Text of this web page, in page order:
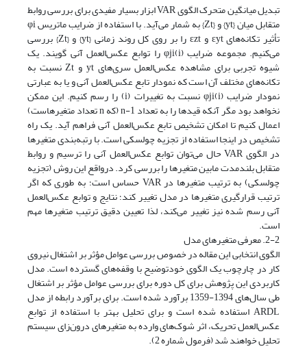
تبدیل میانگین متحرک الگوی VAR ابزار بسیار مفیدی برای بررسی روابط
متقابل میان {yt} و {Zt} به شمار می‌آید. با استفاده از ضرایب ماتریس φi
تأثیر تکانه‌های εyt و εzt را بر روی کل روند زمانی {yt} و {Zt} بررسی
می‌کنیم. مجموعه ضرایب φji(i) را توابع عکس‌العمل آنی گویند. یک
شیوه تجربی برای مشاهده عکس‌العمل سری‌های yt و Zt نسبت به
تکانه‌های مختلف آن است که نمودار تابع عکس‌العمل آنی و یا به عبارتی
نمودار ضرایب φji(i) نسبت به تغییرات (i) را رسم کنیم. این ممکن
نخواهد بود مگر آنکه قیدها را به تعداد n-1 (که n تعداد متغیرهاست)
اعمال کنیم تا امکان تشخیص تابع عکس‌العمل آنی فراهم آید. یک راه
تشخیص در اینجا استفاده از تجزیه چولسکی است. با رتبه‌بندی متغیرها
در الگوی VAR حال می‌توان توابع عکس‌العمل آنی را ترسیم و روابط
متقابل بلندمدت مابین متغیرها را بررسی کرد. درواقع این روش (تجزیه
چولسکی) به ترتیب متغیرها در VAR حساس است؛ به طوری که اگر
ترتیب قرارگیری متغیرها در مدل تغییر کند؛ نتایج و توابع عکس‌العمل
آنی رسم شده نیز تغییر می‌کند، لذا تعیین دقیق ترتیب متغیرها مهم
است.
2-2. معرفی متغیر‌های مدل
الگوی انتخابی این مقاله در خصوص بررسی عوامل مؤثر بر اشتغال نیروی
کار در چارچوب یک الگوی خودتوضیح با وقفه‌های گسترده است. مدل
کاربردی این پژوهش برای کل دوره برای بررسی عوامل مؤثر بر اشتغال
طی سال‌های 1394-1359 برآورد شده است. برای برآورد رابطه از مدل
ARDL استفاده شده است و برای تحلیل بهتر با استفاده از توابع
عکس‌العمل تحریک، اثر شوک‌های وارده به متغیرهای درون‌زای سیستم
تحلیل خواهند شد (فرمول شماره 2).